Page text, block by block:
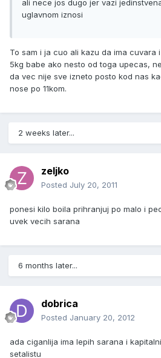
ali nece jos dugo jer vazi
uglavnom iznosi
To sam i ja cuo ali kazu da ima cuvara
5kg babe ako nesto od toga upecas,
da vec nije sve izneto posto kod nas
nose po 11kom.
2 weeks later...
zeljko
Posted July 20, 2011
ponesi kilo boila prihranjuj po malo i
uvek vecih sarana
6 months later...
dobrica
Posted January 20, 2012
ada ciganlija ima lepih sarana i
setalistu